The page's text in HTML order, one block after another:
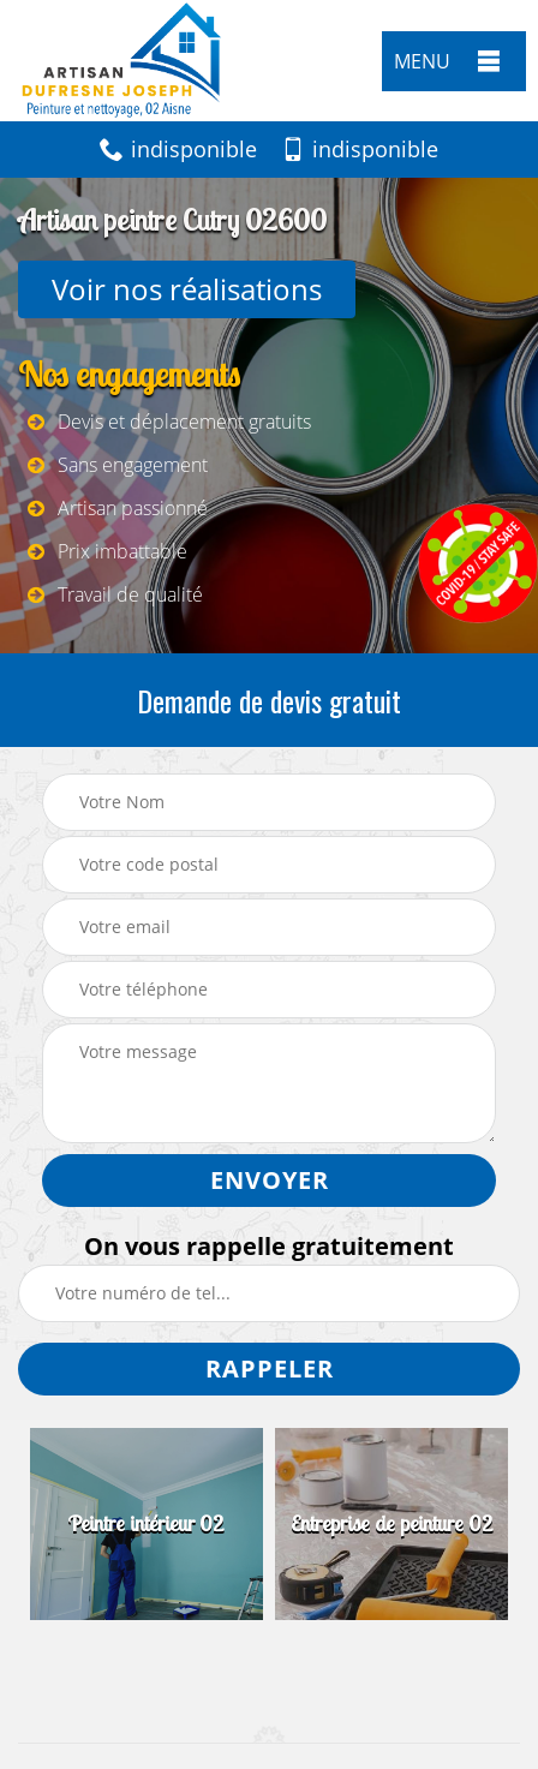
MENU
indisponible indisponible
Artisan peintre Cutry 02600
Voir nos réalisations
Nos engagements
Devis et déplacement gratuits
Sans engagement
Artisan passionné
Prix imbattable
Travail de qualité
Demande de devis gratuit
On vous rappelle gratuitement
Peintre intérieur 02 Entreprise de peinture 02